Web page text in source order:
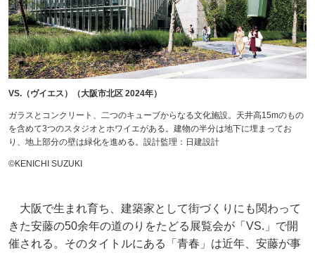
VS.（ヴイエス）（大阪市北区 2024年）
ガラスとコンクリート、二つのキューブからなる文化施設。天井高15mのもの
を含めて3つのスタジオとホワイエがある。建物の半分は地下に埋まってお
り、地上部分の壁は緑化を進める。設計監理：日建設計
©KENICHI SUZUKI
大阪で生まれ育ち、建築家として街づくりにも関わって
きた安藤の50余年の道のりをたどる展覧会が「VS.」で開
催される。そのタイトルにある「青春」は近年、安藤が事